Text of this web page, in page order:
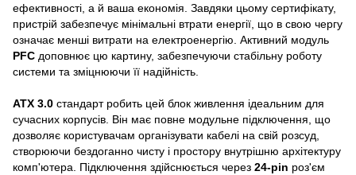
ефективності, а й ваша економія. Завдяки цьому сертифікату,
пристрій забезпечує мінімальні втрати енергії, що в свою чергу
означає менші витрати на електроенергію. Активний модуль
PFC доповнює цю картину, забезпечуючи стабільну роботу
системи та зміцнюючи її надійність.
ATX 3.0 стандарт робить цей блок живлення ідеальним для
сучасних корпусів. Він має повне модульне підключення, що
дозволяє користувачам організувати кабелі на свій розсуд,
створюючи бездоганно чисту і простору внутрішню архітектуру
комп'ютера. Підключення здійснюється через 24-pin роз'єм